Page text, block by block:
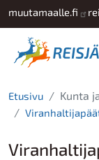
Hyppää pääsisältöön
muutamaalle.fi
Etusivu Kunta